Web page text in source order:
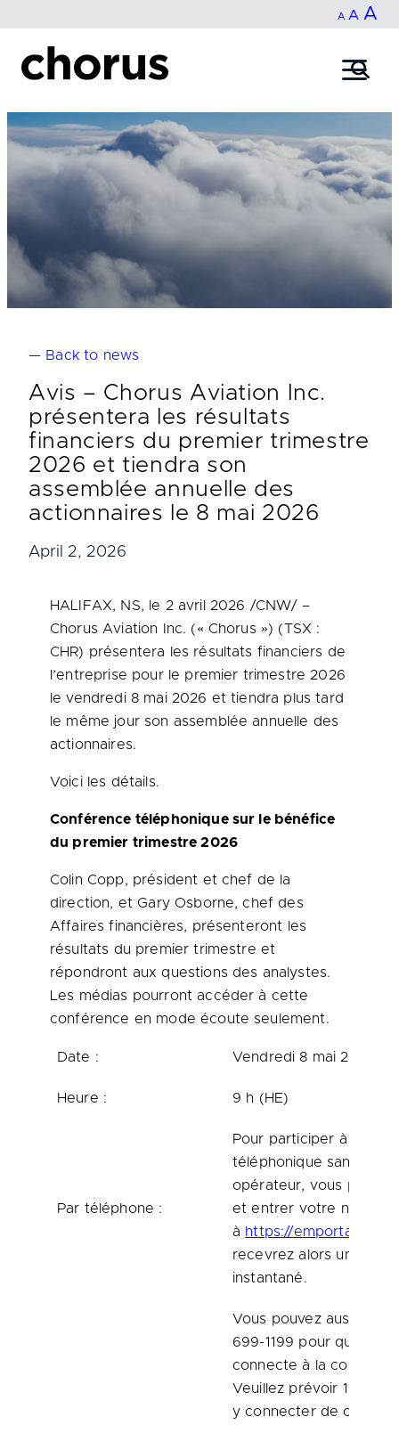
content
A Decrease
size.
A Reset
size.
A
— Back to news
Avis – Chorus Aviation Inc.
présentera les résultats
financiers du premier trimestre
2026 et tiendra son
assemblée annuelle des
actionnaires le 8 mai 2026
April 2, 2026
HALIFAX, NS, le 2 avril 2026 /CNW/ –
Chorus Aviation Inc. (« Chorus ») (TSX :
CHR) présentera les résultats financiers de
l’entreprise pour le premier trimestre 2026
le vendredi 8 mai 2026 et tiendra plus tard
le même jour son assemblée annuelle des
actionnaires.
Voici les détails.
Conférence téléphonique sur le bénéfice
du premier trimestre 2026
Colin Copp, président et chef de la
direction, et Gary Osborne, chef des
Affaires financières, présenteront les
résultats du premier trimestre et
répondront aux questions des analystes.
Les médias pourront accéder à cette
conférence en mode écoute seulement.
Date : Vendredi 8 mai 2026
Heure : 9 h (HE)
Par téléphone :
Pour participer à la
téléphonique sans l’aide
opérateur, vous
et entrer votre numéro
à https://emportal.ink/
recevrez alors un
instantané.
Vous pouvez aussi
699-1199 pour qu’un
connecte à la
Veuillez prévoir 10
y connecter de cette